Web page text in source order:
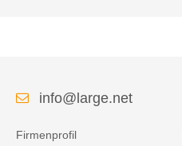
info@large.net
Firmenprofil